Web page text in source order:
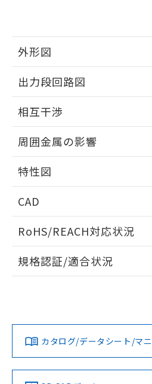
外形図
外形図
出力段回路図
出力段回路図
タイムチャート
相互干渉
相互干渉
A: 135mm以上、B: 110mm以上
周囲金属の影響
周囲金属の影響
L: 16mm以上、φd: 120mm以上、
66mm以上、n: 120mm以上
金属埋め込み
特性図
検出物体の大きさと材質による影響
CAD
ドすることができます。
ログイン/会
ダウンロードデータをご利用いた
みください。
ソフトウェアの使用条件
RoHS/REACH対応状況
EU RoHS 注意事項・凡例
対応済み
規格認証/適合状況
LR型式承認
（イギリス
船舶規格）
DNV型式承認
（ノルウェー
カタログ/データシート/マ
指します。
51物質の非含有証明書（
※本証明書は発行日時点で
ものではありません。
また、RoHS指令のフタ
物質の対応では、対応完
荷製品に未対応品が混在す
欄に対応日を記載してお
既に当社にて対応品への
していることから、特段の
す。